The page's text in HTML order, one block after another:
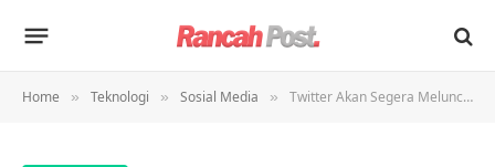
Home » Teknologi » Sosial Media » Twitter Akan Segera Meluncurkan Aplikasi Musik